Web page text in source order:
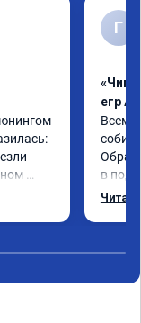
Г
«Чип
егр
Всем
в